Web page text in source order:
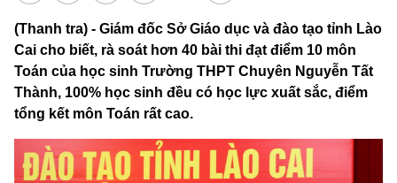
(Thanh tra) - Giám đốc Sở Giáo dục và đào tạo tỉnh Lào
Cai cho biết, rà soát hơn 40 bài thi đạt điểm 10 môn
Toán của học sinh Trường THPT Chuyên Nguyễn Tất
Thành, 100% học sinh đều có học lực xuất sắc, điểm
tổng kết môn Toán rất cao.